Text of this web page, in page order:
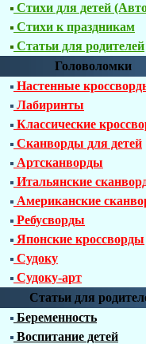
Стихи для детей
Стихи к праздникам
Статьи для родителей
Головоломки
Настенные
Лабиринты
Классические
Сканворды для детей
Артсканворды
Итальянские
Американские
Ребусворды
Японские кроссворды
Судоку
Судоку-арт
Статьи для
Беременность
Воспитание детей